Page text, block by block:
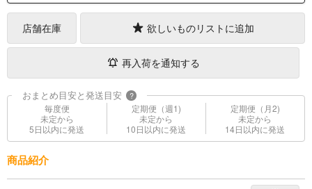
店舗在庫 欲しいものリストに追加
再入荷を通知する
おまとめ目安と発送目安 ?
毎度便
未定から
5日以内に発送
定期便（週1)
未定から
10日以内に発送
定期便（月2)
未定から
14日以内に発送
商品紹介